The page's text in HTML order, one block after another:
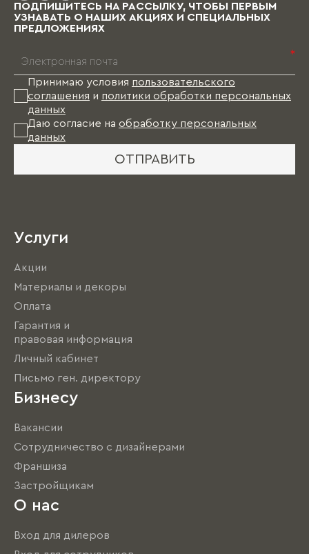
ПОДПИШИТЕСЬ НА РАССЫЛКУ, ЧТОБЫ ПЕРВЫМ
УЗНАВАТЬ О НАШИХ АКЦИЯХ И СПЕЦИАЛЬНЫХ
ПРЕДЛОЖЕНИЯХ
*
Принимаю условия пользовательского
соглашения и политики обработки персональных
данных
Даю согласие на обработку персональных
данных
ОТПРАВИТЬ
Услуги
Акции
Материалы и декоры
Оплата
Гарантия и
правовая информация
Личный кабинет
Письмо ген. директору
Бизнесу
Вакансии
Сотрудничество с дизайнерами
Франшиза
Застройщикам
О нас
Вход для дилеров